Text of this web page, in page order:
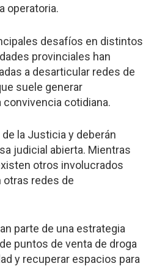
operatoria.
desafíos en distintos
provinciales han
a desarticular redes de
suele generar
cotidiana.
de la Justicia y deberán
judicial abierta. Mientras
otros involucrados
redes de
parte de una estrategia
puntos de venta de droga
y recuperar espacios para